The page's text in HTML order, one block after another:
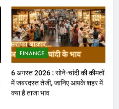
FINANCE
6 अगस्त 2026 : सोने-चांदी की कीमतों
में जबरदस्त तेजी, जानिए आपके शहर में
क्या है ताजा भाव